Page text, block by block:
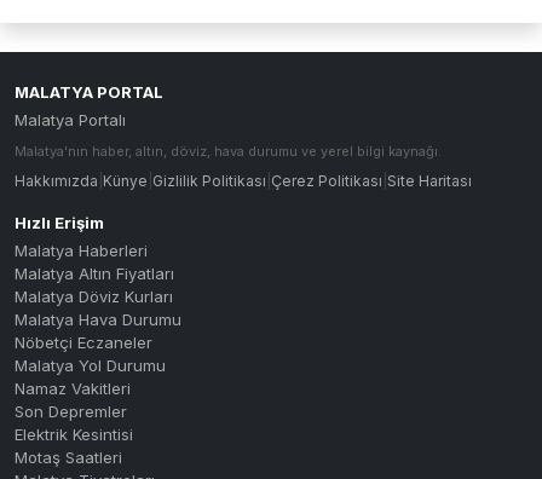
MALATYA PORTAL
Malatya Portalı
Malatya'nın haber, altın, döviz, hava durumu ve yerel bilgi kaynağı.
Hakkımızda Künye Gizlilik Politikası Çerez Politikası Site Haritası
Hızlı Erişim
Malatya Haberleri
Malatya Altın Fiyatları
Malatya Döviz Kurları
Malatya Hava Durumu
Nöbetçi Eczaneler
Malatya Yol Durumu
Namaz Vakitleri
Son Depremler
Elektrik Kesintisi
Motaş Saatleri